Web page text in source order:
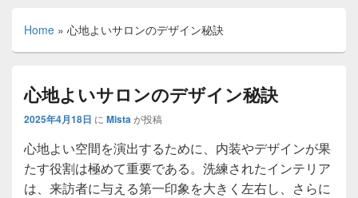
Home » 心地よいサロンのデザイン秘訣
心地よいサロンのデザイン秘訣
2025年4月18日 に Mistaが投稿
心地よい空間を演出するために、内装やデザインが果
たす役割は極めて重要である。 洗練されたインテリア
は、来訪者に与える第一印象を大きく左右し、さらに